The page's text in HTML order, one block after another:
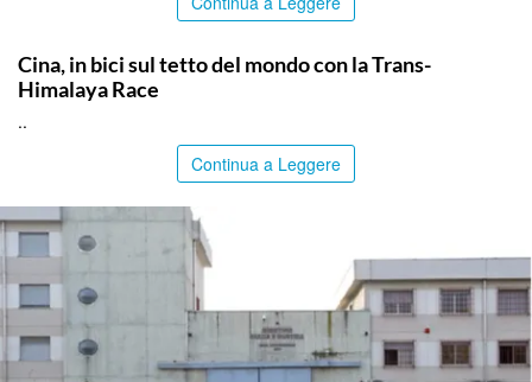
Cina, in bici sul tetto del mondo con la Trans-
Himalaya Race
..
Continua a Leggere